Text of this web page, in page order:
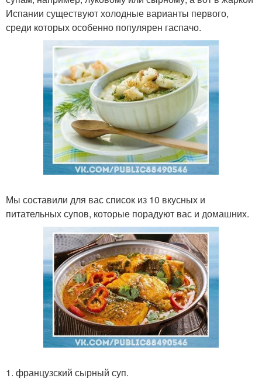
Испании существуют холодные варианты первого,
среди которых особенно популярен гаспачо.
Мы составили для вас список из 10 вкусных и
питательных супов, которые порадуют вас и домашних.
1. французский сырный суп.